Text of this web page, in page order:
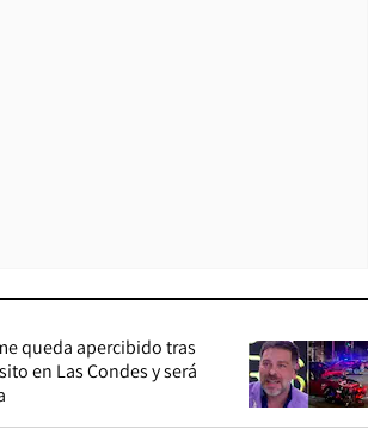
queda apercibido tras
en Las Condes y será